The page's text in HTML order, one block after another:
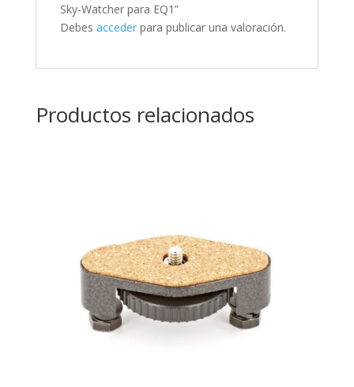
Sky-Watcher para EQ1”
Debes accederpara publicar una valoración.
Productos relacionados